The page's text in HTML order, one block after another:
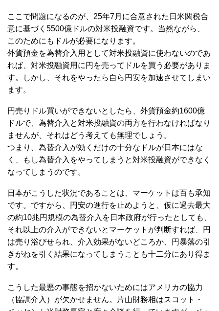
ここで問題になるのが、25年7月に合意された日米関税合
意に基づく5500億ドルの対米投融資です。当然ながら、
このためにもドルが必要になります。
外貨預金を為替介入用として対米投融資に使わないのであ
れば、対米投融資用に円を売ってドルを買う必要がありま
す。しかし、それをやったら自ら円安を加速させてしまい
ます。
円売りドル買いができないとしたら、外貨預金約1600億
ドルで、為替介入と対米投融資の両方を行わなければなり
ませんが、それはどう考えても無理でしょう。
つまり、為替介入が効くだけの十分なドルが日本にはな
く、もし為替介入をやってしまうと対米投融資ができなく
なってしまうのです。
日本がこうした状況であることは、マーケットは百も承知
です。ですから、円安の進行を止めようと、仮に過去最大
の約10兆円規模の為替介入を日本政府が行ったとしても、
それ以上の介入ができないとマーケットが判断すれば、円
は売り浴びせられ、介入効果がないどころか、円暴落の引
きがねを引く結果になってしまうことも十二分にあり得ま
す。
こうした最悪の事態を招かないためにはアメリカの協力
（協調介入）が欠かせません。片山財務相はスコット・